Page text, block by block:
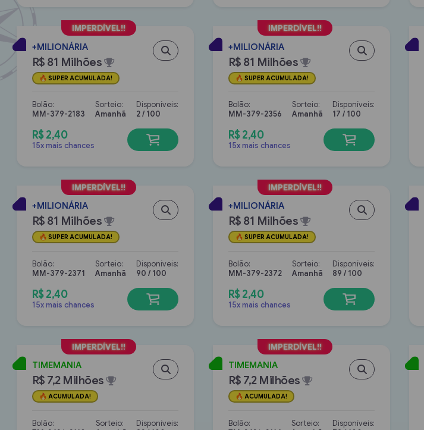
+MILIONÁRIA
R$ 81 Milhões
SUPER ACUMULADA!
Bolão:
MM-379-2183
Sorteio:
Amanhã
Disponíveis:
2 / 100
R$ 2,40
15x mais chances
+MILIONÁRIA
R$ 81 Milhões
SUPER ACUMULADA!
Bolão:
MM-379-2356
Sorteio:
Amanhã
Disponíveis:
17 / 100
R$ 2,40
15x mais chances
+MILIONÁRIA
R$ 81 Milhões
SUPER ACUMULADA!
Bolão:
MM-379-2371
Sorteio:
Amanhã
Disponíveis:
90 / 100
R$ 2,40
15x mais chances
+MILIONÁRIA
R$ 81 Milhões
SUPER ACUMULADA!
Bolão:
MM-379-2372
Sorteio:
Amanhã
Disponíveis:
89 / 100
R$ 2,40
15x mais chances
TIMEMANIA
R$ 7,2 Milhões
ACUMULADA!
Bolão:
Sorteio:
Disponíveis:
TIMEMANIA
R$ 7,2 Milhões
ACUMULADA!
Bolão:
Sorteio:
Disponíveis: